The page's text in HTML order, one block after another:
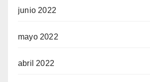
junio 2022
mayo 2022
abril 2022